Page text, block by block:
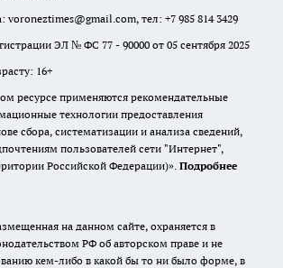
тел: +7 985 814 3429
ЭЛ № ФС 77 - 90000 от 05 сентября 2025
16+
ресурсе применяются рекомендательные
технологии предоставления
сбора, систематизации и анализа сведений,
пользователей сети "Интернет",
Российской Федерации)». Подробнее
на данном сайте, охраняется в
РФ об авторском праве и не
кем-либо в какой бы то ни было форме, в